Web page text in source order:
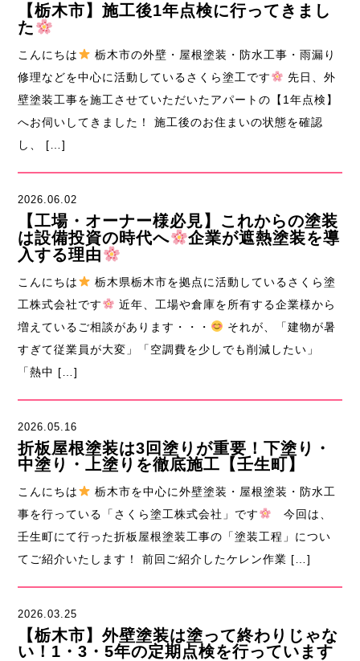
【栃木市】施工後1年点検に行ってきまし
た
こんにちは
栃木市の外壁・屋根塗装・防水工事・雨漏り
修理などを中心に活動しているさくら塗工です
先日、外
壁塗装工事を施工させていただいたアパートの【1年点検】
へお伺いしてきました！ 施工後のお住まいの状態を確認
し、 […]
2026.06.02
【工場・オーナー様必見】これからの塗装
は設備投資の時代へ
企業が遮熱塗装を導
入する理由
こんにちは
栃木県栃木市を拠点に活動しているさくら塗
工株式会社です
近年、工場や倉庫を所有する企業様から
増えているご相談があります・・・
それが、「建物が暑
すぎて従業員が大変」「空調費を少しでも削減したい」
「熱中 […]
2026.05.16
折板屋根塗装は3回塗りが重要！下塗り・
中塗り・上塗りを徹底施工【壬生町】
こんにちは
栃木市を中心に外壁塗装・屋根塗装・防水工
事を行っている「さくら塗工株式会社」です
今回は、
壬生町にて行った折板屋根塗装工事の「塗装工程」につい
てご紹介いたします！ 前回ご紹介したケレン作業 […]
2026.03.25
【栃木市】外壁塗装は塗って終わりじゃな
い！1・3・5年の定期点検を行っています